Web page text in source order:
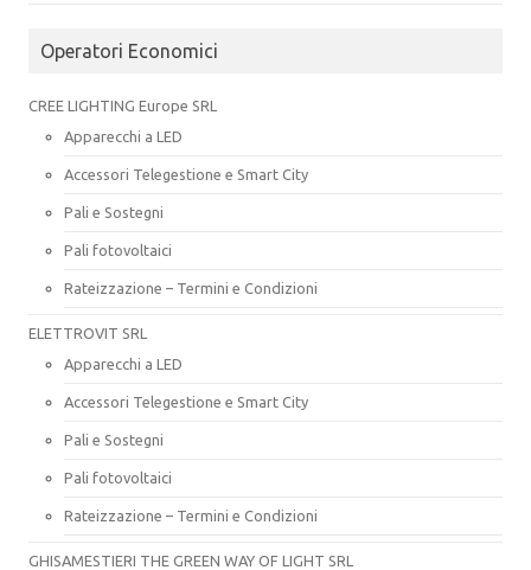
Operatori Economici
CREE LIGHTING Europe SRL
Apparecchi a LED
Accessori Telegestione e Smart City
Pali e Sostegni
Pali fotovoltaici
Rateizzazione – Termini e Condizioni
ELETTROVIT SRL
Apparecchi a LED
Accessori Telegestione e Smart City
Pali e Sostegni
Pali fotovoltaici
Rateizzazione – Termini e Condizioni
GHISAMESTIERI THE GREEN WAY OF LIGHT SRL